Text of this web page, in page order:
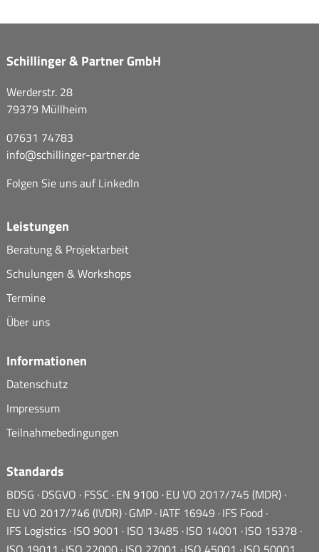
Schillinger & Partner GmbH
Werderstr. 28
79379 Müllheim
07631 74783
info@schillinger-partner.de
Folgen Sie uns auf LinkedIn
Leistungen
Beratung & Projektarbeit
Schulungen & Workshops
Termine
Über uns
Informationen
Datenschutz
Impressum
Teilnahmebedingungen
Standards
BDSG DSGVO FSSC EN 9100 EU VO 2017/745 (MDR)
EU VO 2017/746 (IVDR) GMP IATF 16949 IFS Food
IFS Logistics ISO 9001 ISO 13485 ISO 14001 ISO 15378